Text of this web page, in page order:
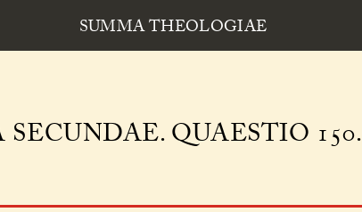
SUMMA THEOLOGIAE
SECUNDAE. QUAESTIO 150.